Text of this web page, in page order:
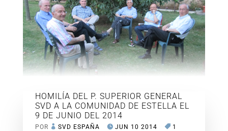
HOMILÍA DEL P. SUPERIOR GENERAL
SVD A LA COMUNIDAD DE ESTELLA EL
9 DE JUNIO DEL 2014
POR SVD ESPAÑA JUN 10 2014
1